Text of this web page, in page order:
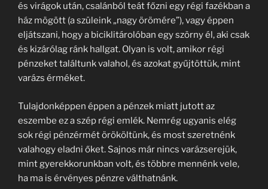
és virágok után, csalánból teát főzni egy régi fazékban a
ház mögött (a szüleink „nagy örömére”), vagy éppen
eljátszani, hogy a biciklitárolóban egy szörny él, aki csak
és kizárólag ránk hallgat. Olyan is volt, amikor régi
pénzeket találtunk valahol, és azokat gyűjtöttük, mint
varázs érméket.
Tulajdonképpen éppen a pénzek miatt jutott az
eszembe ez a szép régi emlék. Nemrég ugyanis elég
sok régi pénzérmét örököltünk, és most szeretnénk
valahogy eladni őket. Sajnos már nincs varázserejük,
mint gyerekkorunkban volt, és többre mennénk vele,
ha ma is érvényes pénzre válthatnánk.